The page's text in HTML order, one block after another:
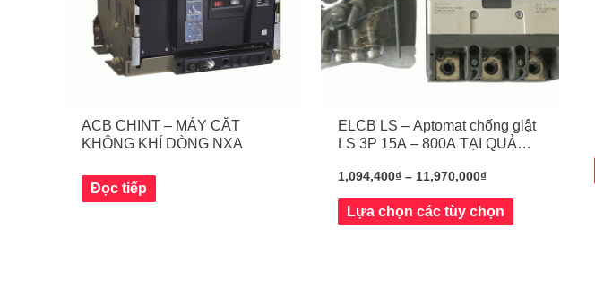
ACB CHINT – MÁY CẮT
KHÔNG KHÍ DÒNG NXA
Đọc tiếp
ELCB LS – Aptomat chống giật
LS 3P 15A – 800A TẠI QUẢNG
1,094,400₫ –11,970,000₫
Lựa chọn các tùy chọn